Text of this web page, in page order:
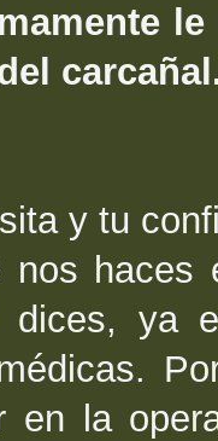
y tu
nos haces
ya
en la